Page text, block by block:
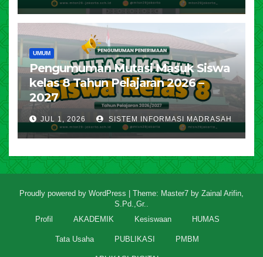
UMUM
Pengumuman Mutasi Masuk Siswa
kelas 8 Tahun Pelajaran 2026 –
2027
JUL 1, 2026 SISTEM INFORMASI MADRASAH
Proudly powered by WordPress Theme: Master7 by Zainal Arifin,
S.Pd.,Gr.
Profil
AKADEMIK Kesiswaan HUMAS
Tata Usaha PUBLIKASI PMBM